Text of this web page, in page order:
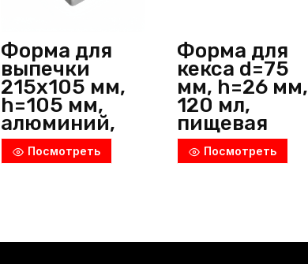
Форма для
выпечки
215х105 мм,
h=105 мм,
алюминий,
металлик,
Россия
Посмотреть
Форма для
кекса d=75
мм, h=26 мм,
120 мл,
пищевая
жесть
[ФКк-1],
Посмотреть